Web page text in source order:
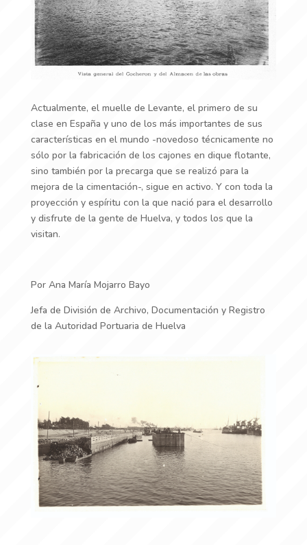
Actualmente, el muelle de Levante, el primero de su
clase en España y uno de los más importantes de sus
características en el mundo -novedoso técnicamente no
sólo por la fabricación de los cajones en dique flotante,
sino también por la precarga que se realizó para la
mejora de la cimentación-, sigue en activo. Y con toda la
proyección y espíritu con la que nació para el desarrollo
y disfrute de la gente de Huelva, y todos los que la
visitan.
Por Ana María Mojarro Bayo
Jefa de División de Archivo, Documentación y Registro
de la Autoridad Portuaria de Huelva